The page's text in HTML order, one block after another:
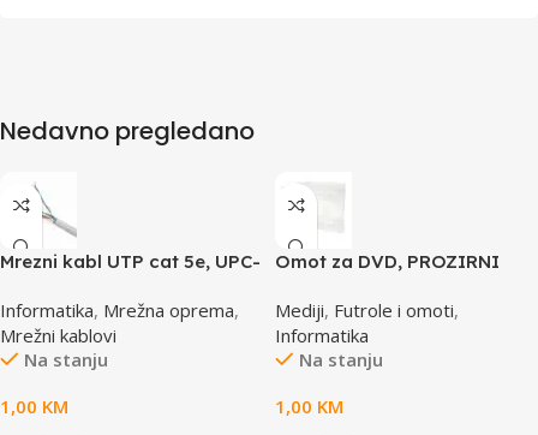
Nedavno pregledano
Mrezni kabl UTP cat 5e, UPC-
Informatika, Mrežna oprema,
Mrežni kablovi
Na stanju
1,00 KM
Omot za DVD, PROZIRNI
Mediji, Futrole i omoti,
Informatika
Na stanju
1,00 KM